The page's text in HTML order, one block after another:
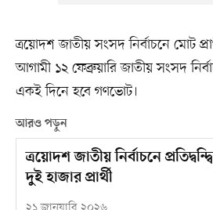
ত্রয়োদশ জাতীয় সংসদ নির্বাচনে মোট
আগামী ১২ ফেব্রুয়ারি জাতীয় সংসদ
একই দিনে হবে গণভোট।
আরও পড়ুন
ত্রয়োদশ জাতীয় নির্বাচনে
দুই হাজার প্রার্থী